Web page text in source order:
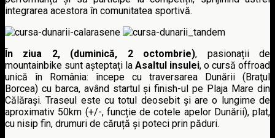
integrarea acestora în comunitatea sportivă.
În ziua 2, (duminică, 2 octombrie), pasionații de
mountainbike sunt așteptați la Asaltul insulei, o cursă offroad
unică în România: începe cu traversarea Dunării (Braţul
Borcea) cu barca, având startul și finish-ul pe Plaja Mare din
Călărași. Traseul este cu totul deosebit și are o lungime de
aproximativ 50km (+/-, funcție de cotele apelor Dunării), plat,
cu nisip fin, drumuri de căruță și poteci prin păduri.